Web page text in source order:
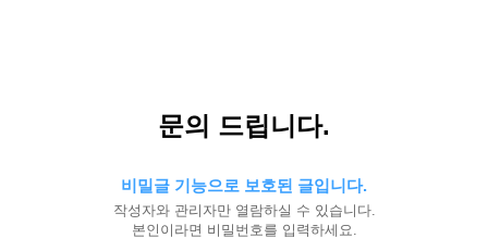
문의 드립니다.
비밀글 기능으로 보호된 글입니다.
작성자와 관리자만 열람하실 수 있습니다.
본인이라면 비밀번호를 입력하세요.